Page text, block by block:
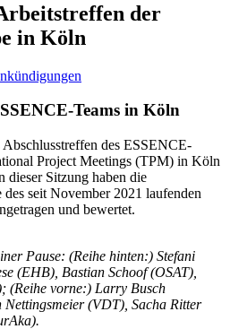
der
in Köln
Teams in Köln
des ESSENCE-
Project Meetings (TPM) in Köln
dieser Sitzung haben die
seit November 2021 laufenden
und bewertet.
Pause: (Reihe hinten:) Stefani
(EHB), Bastian Schoof (OSAT),
(Reihe vorne:) Larry Busch
(VDT), Sacha Ritter